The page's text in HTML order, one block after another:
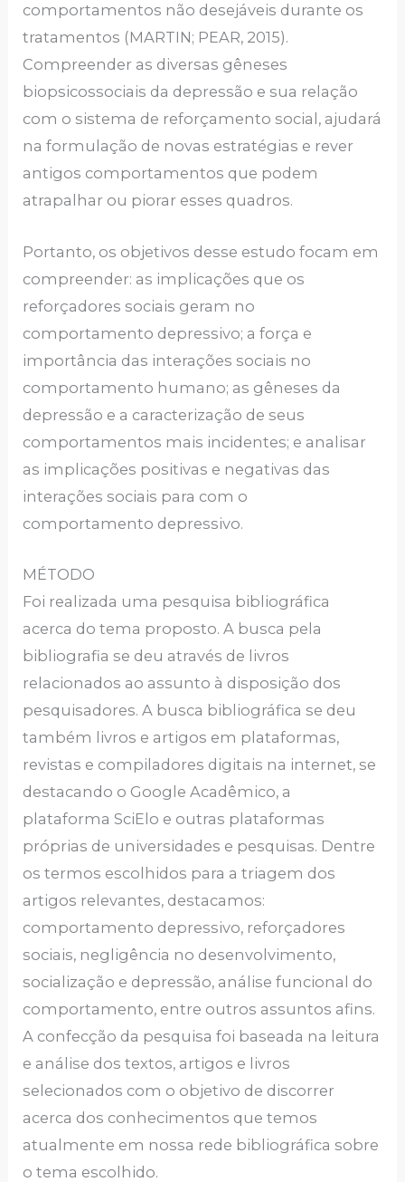
comportamentos não desejáveis durante os
tratamentos (MARTIN; PEAR, 2015).
Compreender as diversas gêneses
biopsicossociais da depressão e sua relação
com o sistema de reforçamento social, ajudará
na formulação de novas estratégias e rever
antigos comportamentos que podem
atrapalhar ou piorar esses quadros.
Portanto, os objetivos desse estudo focam em
compreender: as implicações que os
reforçadores sociais geram no
comportamento depressivo; a força e
importância das interações sociais no
comportamento humano; as gêneses da
depressão e a caracterização de seus
comportamentos mais incidentes; e analisar
as implicações positivas e negativas das
interações sociais para com o
comportamento depressivo.
MÉTODO
Foi realizada uma pesquisa bibliográfica
acerca do tema proposto. A busca pela
bibliografia se deu através de livros
relacionados ao assunto à disposição dos
pesquisadores. A busca bibliográfica se deu
também livros e artigos em plataformas,
revistas e compiladores digitais na internet, se
destacando o Google Acadêmico, a
plataforma SciElo e outras plataformas
próprias de universidades e pesquisas. Dentre
os termos escolhidos para a triagem dos
artigos relevantes, destacamos:
comportamento depressivo, reforçadores
sociais, negligência no desenvolvimento,
socialização e depressão, análise funcional do
comportamento, entre outros assuntos afins.
A confecção da pesquisa foi baseada na leitura
e análise dos textos, artigos e livros
selecionados com o objetivo de discorrer
acerca dos conhecimentos que temos
atualmente em nossa rede bibliográfica sobre
o tema escolhido.